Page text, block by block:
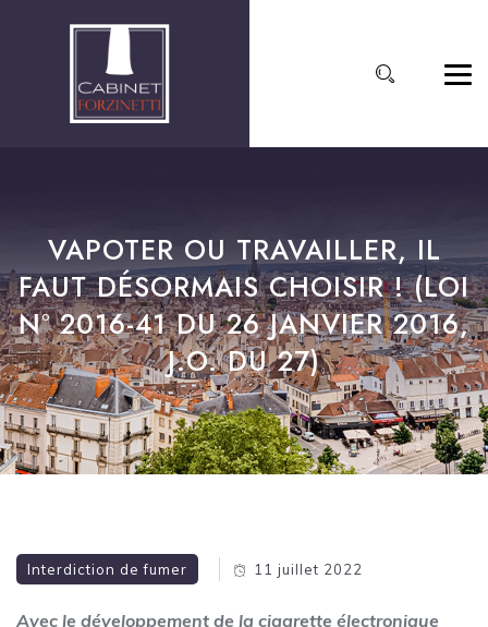
VAPOTER OU TRAVAILLER, IL
FAUT DÉSORMAIS CHOISIR ! (LOI
N° 2016-41 DU 26 JANVIER 2016,
J.O. DU 27)
Interdiction de fumer 11 juillet 2022
Avec le développement de la cigarette électronique